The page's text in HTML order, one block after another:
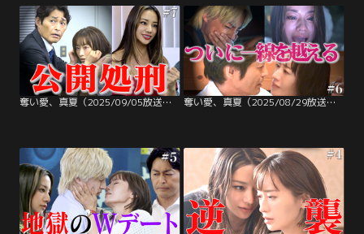
奪い愛、真夏（2025/09/05放送分）第07話 奪い愛、真夏（2025/08/29放送分）第06話